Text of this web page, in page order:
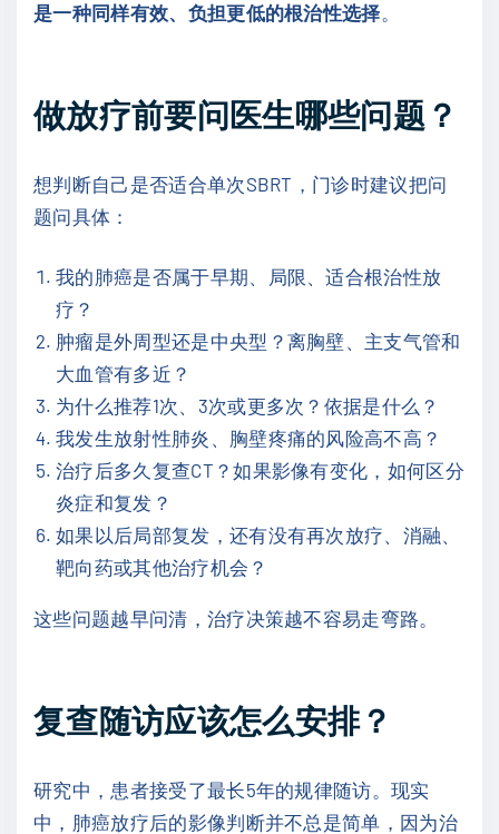
是一种同样有效、负担更低的根治性选择。
做放疗前要问医生哪些问题？
想判断自己是否适合单次SBRT，门诊时建议把问
题问具体：
我的肺癌是否属于早期、局限、适合根治性放
疗？
肿瘤是外周型还是中央型？离胸壁、主支气管和
大血管有多近？
为什么推荐1次、3次或更多次？依据是什么？
我发生放射性肺炎、胸壁疼痛的风险高不高？
治疗后多久复查CT？如果影像有变化，如何区分
炎症和复发？
如果以后局部复发，还有没有再次放疗、消融、
靶向药或其他治疗机会？
这些问题越早问清，治疗决策越不容易走弯路。
复查随访应该怎么安排？
研究中，患者接受了最长5年的规律随访。现实
中，肺癌放疗后的影像判断并不总是简单，因为治